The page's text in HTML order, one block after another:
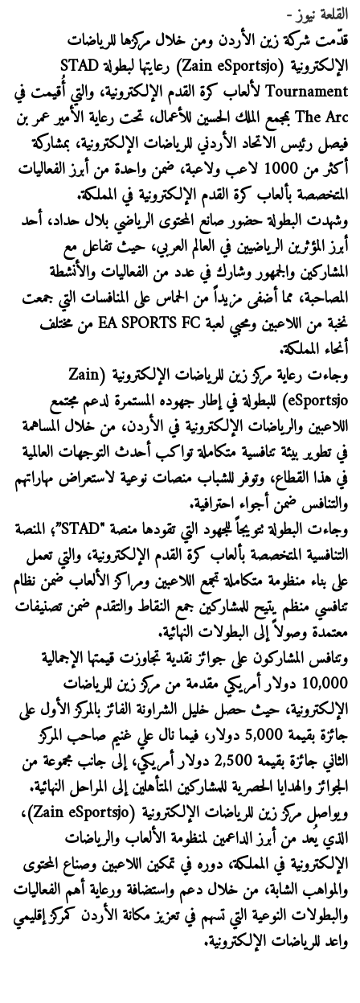
القلعة نيوز -
قدّمت شركة زين الأردن ومن خلال مركزها للرياضات
الإلكترونية (Zain eSportsjo) رعايتها لبطولة STAD
Tournament لألعاب كرة القدم الإلكترونية، والتي أُقيمت في
The Arc بمجمع الملك الحسين للأعمال، تحت رعاية الأمير عمر بن
فيصل رئيس الاتحاد الأردني للرياضات الإلكترونية، بمشاركة
أكثر من 1000 لاعب ولاعبة، ضمن واحدة من أبرز الفعاليات
المتخصصة بألعاب كرة القدم الإلكترونية في المملكة.
وشهدت البطولة حضور صانع المحتوى الرياضي بلال حداد، أحد
أبرز المؤثرين الرياضيين في العالم العربي، حيث تفاعل مع
المشاركين والجمهور وشارك في عدد من الفعاليات والأنشطة
المصاحبة، مما أضفى مزيداً من الحماس على المنافسات التي جمعت
نخبة من اللاعبين ومحبي لعبة EA SPORTS FC من مختلف
أنحاء المملكة.
وجاءت رعاية مركز زين للرياضات الإلكترونية (Zain
eSportsjo) للبطولة في إطار جهوده المستمرة لدعم مجتمع
اللاعبين والرياضات الإلكترونية في الأردن، من خلال المساهمة
في تطوير بيئة تنافسية متكاملة تواكب أحدث التوجهات العالمية
في هذا القطاع، وتوفر للشباب منصات نوعية لاستعراض مهاراتهم
والتنافس ضمن أجواء احترافية.
وجاءت البطولة تتويجاً للجهود التي تقودها منصة "STAD”؛ المنصة
التنافسية المتخصصة بألعاب كرة القدم الإلكترونية، والتي تعمل
على بناء منظومة متكاملة تجمع اللاعبين ومراكز الألعاب ضمن نظام
تنافسي منظم يتيح للمشاركين جمع النقاط والتقدم ضمن تصنيفات
معتمدة وصولاً إلى البطولات النهائية.
وتنافس المشاركون على جوائز نقدية تجاوزت قيمتها الإجمالية
10,000 دولار أمريكي مقدمة من مركز زين للرياضات
الإلكترونية، حيث حصل خليل الشراونة الفائز بالمركز الأول على
جائزة بقيمة 5,000 دولار، فيما نال علي غنيم صاحب المركز
الثاني جائزة بقيمة 2,500 دولار أمريكي، إلى جانب مجموعة من
الجوائز والهدايا الحصرية للمشاركين المتأهلين إلى المراحل النهائية.
ويواصل مركز زين للرياضات الإلكترونية (Zain eSportsjo)،
الذي يُعد من أبرز الداعمين لمنظومة الألعاب والرياضات
الإلكترونية في المملكة، دوره في تمكين اللاعبين وصناع المحتوى
والمواهب الشابة، من خلال دعم واستضافة ورعاية أهم الفعاليات
والبطولات النوعية التي تسهم في تعزيز مكانة الأردن كمركز إقليمي
واعد للرياضات الإلكترونية.